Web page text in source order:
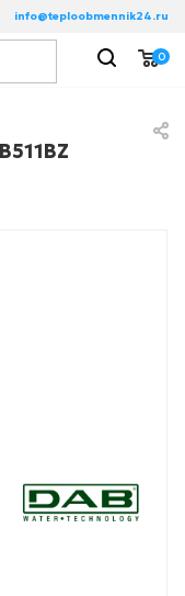
info@teploobmennik24.ru
0